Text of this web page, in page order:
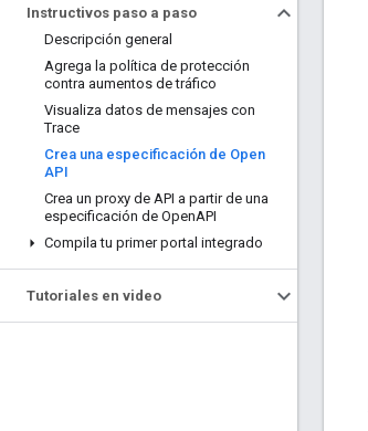
Instructivos paso a paso
Descripción general
Agrega la política de protección
contra aumentos de tráfico
Visualiza datos de mensajes con
Trace
Crea una especificación de Open
API
Crea un proxy de API a partir de una
especificación de OpenAPI
Compila tu primer portal integrado
Tutoriales en video